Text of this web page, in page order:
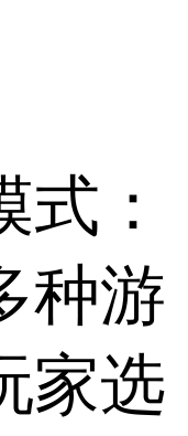
：
种游
家选